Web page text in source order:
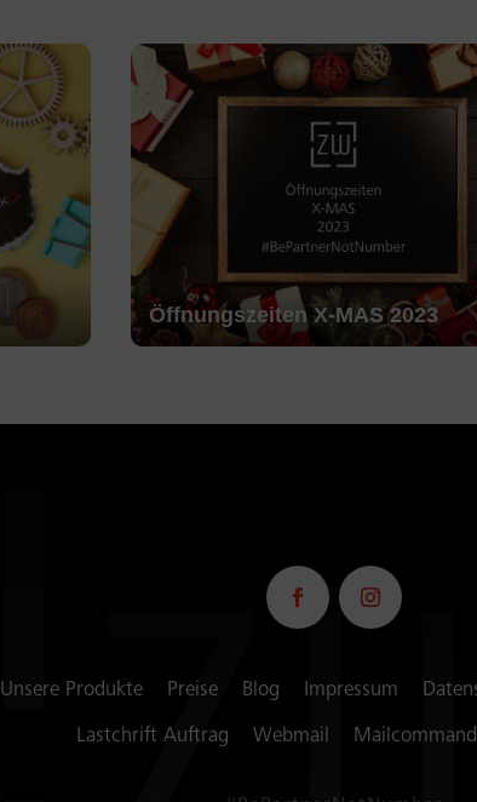
Öffnungszeiten X-MAS 2023
Unsere Produkte Preise Blog Impressum
Lastchrift Auftrag Webmail